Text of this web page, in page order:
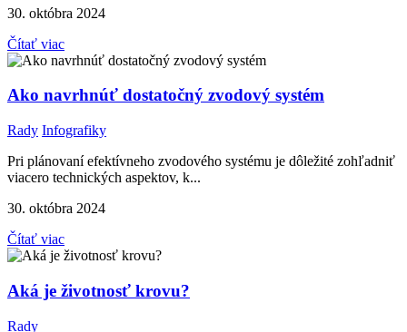
30. októbra 2024
Čítať viac
Ako navrhnúť dostatočný zvodový systém
Rady Infografiky
Pri plánovaní efektívneho zvodového systému je dôležité zohľadniť
viacero technických aspektov, k...
30. októbra 2024
Čítať viac
Aká je životnosť krovu?
Rady